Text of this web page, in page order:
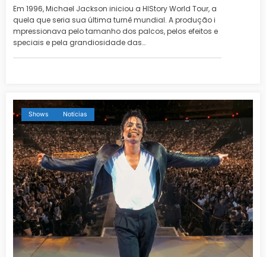
Em 1996, Michael Jackson iniciou a HIStory World Tour, a
quela que seria sua última turnê mundial. A produção i
mpressionava pelo tamanho dos palcos, pelos efeitos e
speciais e pela grandiosidade das…
Shows Notícias